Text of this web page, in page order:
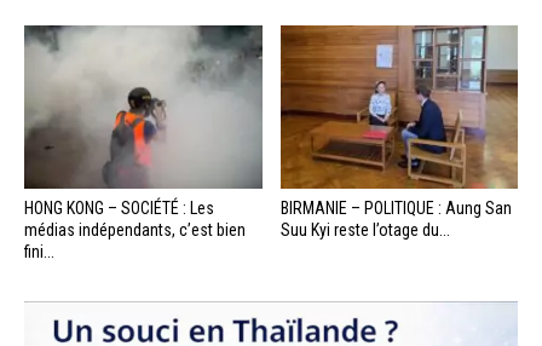
HONG KONG – SOCIÉTÉ : Les
médias indépendants, c’est bien
fini...
BIRMANIE – POLITIQUE : Aung San
Suu Kyi reste l’otage du...